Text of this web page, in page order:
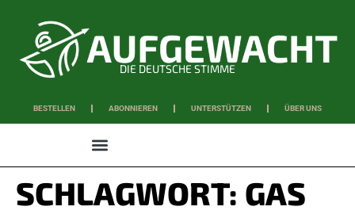
DIE DEUTSCHE STIMME
BESTELLEN ABONNIEREN UNTERSTÜTZEN ÜBER UNS
SCHLAGWORT: GAS